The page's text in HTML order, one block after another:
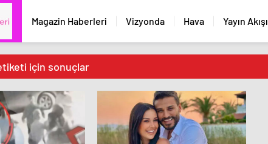
Magazin Haberleri Vizyonda Hava Yayın Akışı
için sonuçlar